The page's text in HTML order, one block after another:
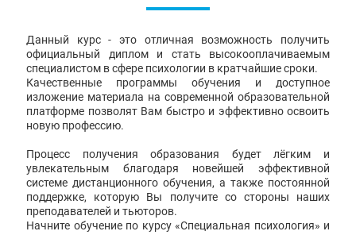
Данный курс - это отличная возможность получить
официальный диплом и стать высокооплачиваемым
специалистом в сфере психологии в кратчайшие сроки.
Качественные программы обучения и доступное
изложение материала на современной образовательной
платформе позволят Вам быстро и эффективно освоить
новую профессию.
Процесс получения образования будет лёгким и
увлекательным благодаря новейшей эффективной
системе дистанционного обучения, а также постоянной
поддержке, которую Вы получите со стороны наших
преподавателей и тьюторов.
Начните обучение по курсу «Специальная психология» и